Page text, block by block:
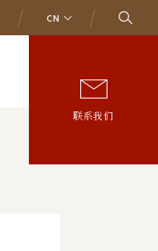
CN
联系我们